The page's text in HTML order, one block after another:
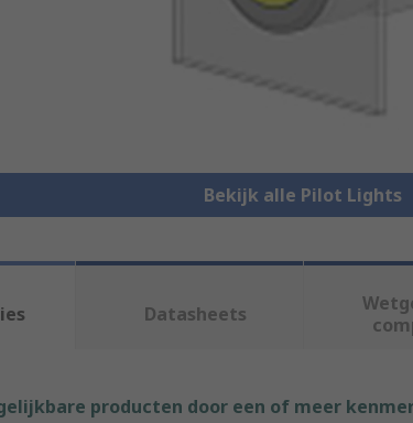
Bekijk alle Pilot Lights
Datasheets
producten door een of meer